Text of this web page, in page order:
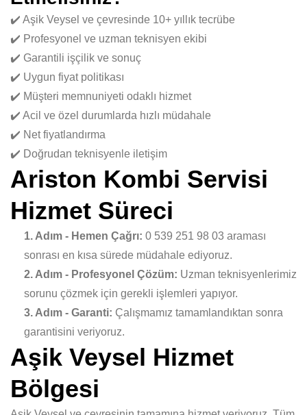
✔️ Aşik Veysel ve çevresinde 10+ yıllık tecrübe
✔️ Profesyonel ve uzman teknisyen ekibi
✔️ Garantili işçilik ve sonuç
✔️ Uygun fiyat politikası
✔️ Müşteri memnuniyeti odaklı hizmet
✔️ Acil ve özel durumlarda hızlı müdahale
✔️ Net fiyatlandırma
✔️ Doğrudan teknisyenle iletişim
Ariston Kombi Servisi
Hizmet Süreci
1. Adım - Hemen Çağrı: 0 539 251 98 03 araması
sonrası en kısa sürede müdahale ediyoruz.
2. Adım - Profesyonel Çözüm: Uzman teknisyenlerimiz
sorunu çözmek için gerekli işlemleri yapıyor.
3. Adım - Garanti: Çalışmamız tamamlandıktan sonra
garantisini veriyoruz.
Aşik Veysel Hizmet
Bölgesi